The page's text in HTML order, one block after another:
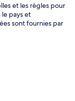
et les règles pour
pays et
sont fournies par